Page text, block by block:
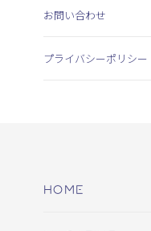
お問い合わせ
プライバシーポリシー
HOME